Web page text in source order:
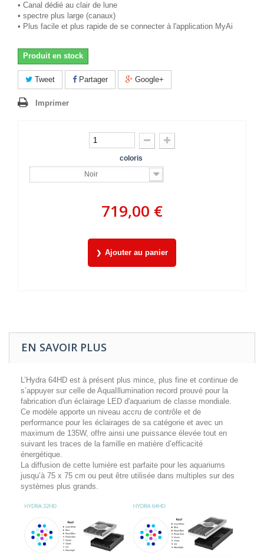
• Canal dédié au clair de lune
• spectre plus large (canaux)
• Plus facile et plus rapide de se connecter à l'application MyAi
Produit en stock
Tweet Partager Google+
Imprimer
coloris
Noir
719,00 €
Ajouter au panier
EN SAVOIR PLUS
L’Hydra 64HD est à présent plus mince, plus fine et continue de
s’appuyer sur celle de AquaIllumination record prouvé pour la
fabrication d'un éclairage LED d'aquarium de classe mondiale.
Ce modèle apporte un niveau accru de contrôle et de
performance pour les éclairages de sa catégorie et avec un
maximum de 135W, offre ainsi une puissance élevée tout en
suivant les traces de la famille en matière d’efficacité
énergétique.
La diffusion de cette lumière est parfaite pour les aquariums
jusqu’à 75 x 75 cm ou peut être utilisée dans multiples sur des
systèmes plus grands.